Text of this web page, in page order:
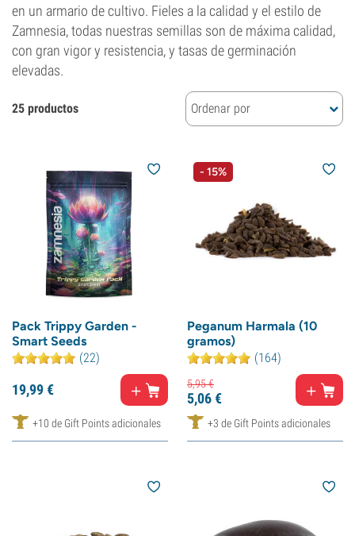
en un armario de cultivo. Fieles a la calidad y el estilo de
Zamnesia, todas nuestras semillas son de máxima calidad,
con gran vigor y resistencia, y tasas de germinación
elevadas.
25 productos Ordenar por
Pack Trippy Garden -
Smart Seeds
(22)
19,99€
+10 de Gift Points adicionales
- 15%
Peganum Harmala (10
gramos)
(164)
5,95€
5,06€
+3 de Gift Points adicionales